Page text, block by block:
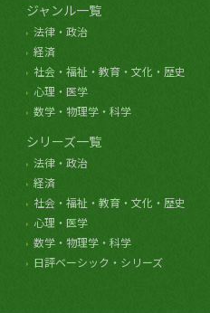
ジャンル一覧
法律・政治
経済
社会・福祉・教育・文化・歴史
心理・医学
数学・物理学・科学
シリーズ一覧
法律・政治
経済
社会・福祉・教育・文化・歴史
心理・医学
数学・物理学・科学
日評ベーシック・シリーズ